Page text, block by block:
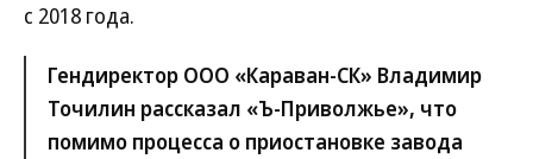
с 2018 года.
Гендиректор ООО «Караван-СК» Владимир
Точилин рассказал «Ъ-Приволжье», что
помимо процесса о приостановке завода